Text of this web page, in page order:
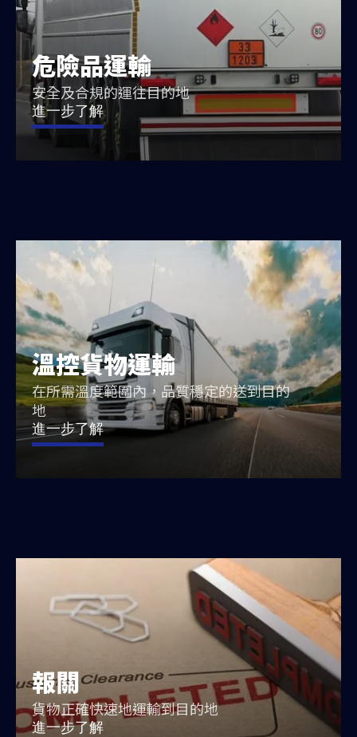
危險品運輸
安全及合規的運往目的地
進一步了解
溫控貨物運輸
在所需溫度範圍內，品質穩定的送到目的
地
進一步了解
報關
貨物正確快速地運輸到目的地
進一步了解